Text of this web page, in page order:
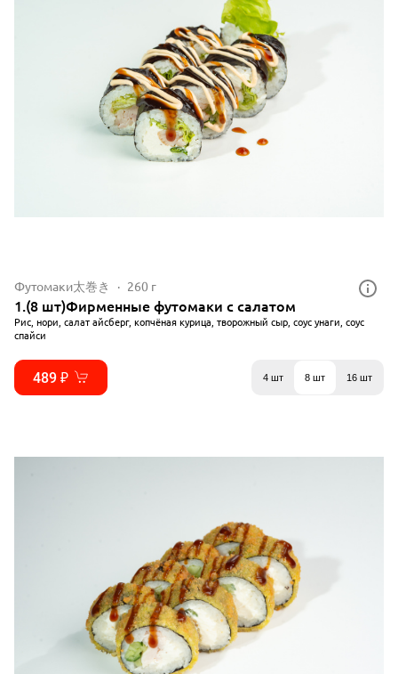
Футомаки太巻き 260 г
1.(8 шт)Фирменные футомаки с салатом
Рис, нори, салат айсберг, копчёная курица, творожный сыр, соус унаги, соус
спайси
489 ₽ 4 шт 8 шт 16 шт